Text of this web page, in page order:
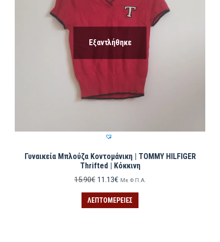
Εξαντλήθηκε
Γυναικεία Μπλούζα Κοντομάνικη | TOMMY HILFIGER
Thrifted | Κόκκινη
15.90€ Original
was:
15.90€.
11.13€Η
τιμή
είναι:
Με Φ.Π.Α.
ΛΕΠΤΟΜΈΡΕΙΕΣ